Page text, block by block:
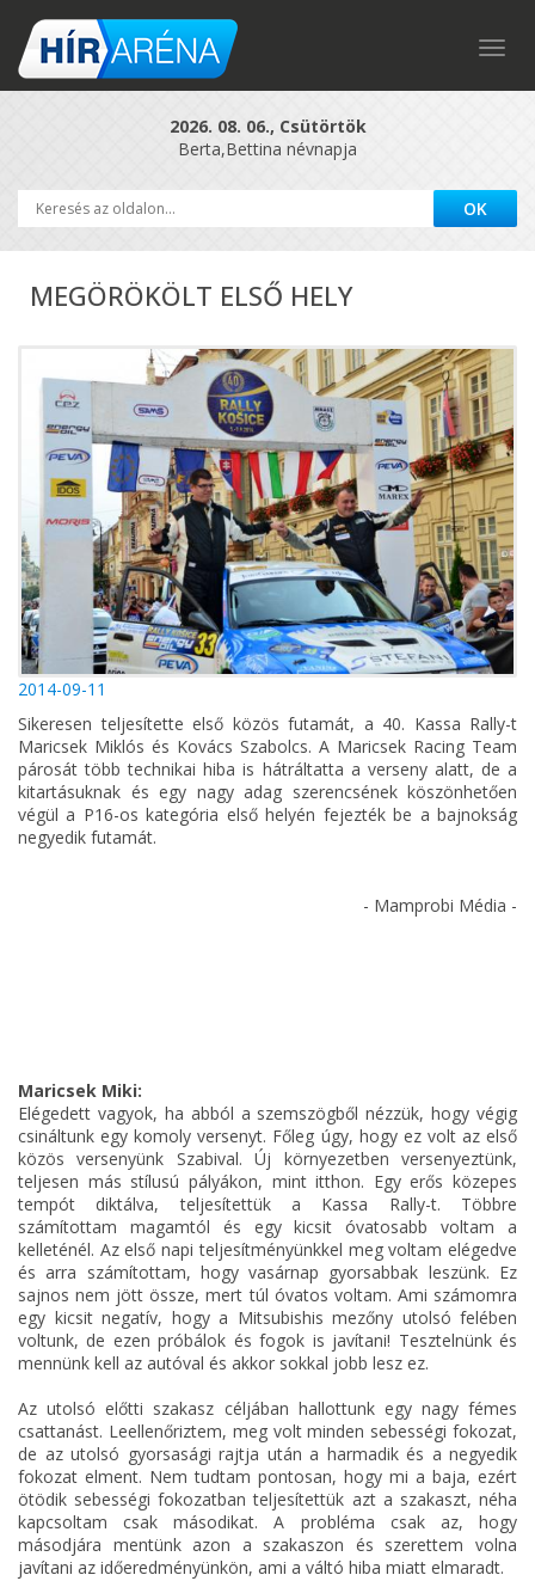
2026. 08. 06., Csütörtök
Berta,Bettina névnapja
MEGÖRÖKÖLT ELSŐ HELY
2014-09-11
Sikeresen teljesítette első közös futamát, a 40. Kassa Rally-t
Maricsek Miklós és Kovács Szabolcs. A Maricsek Racing Team
párosát több technikai hiba is hátráltatta a verseny alatt, de a
kitartásuknak és egy nagy adag szerencsének köszönhetően
végül a P16-os kategória első helyén fejezték be a bajnokság
negyedik futamát.
- Mamprobi Média -
Maricsek Miki:
Elégedett vagyok, ha abból a szemszögből nézzük, hogy végig
csináltunk egy komoly versenyt. Főleg úgy, hogy ez volt az első
közös versenyünk Szabival. Új környezetben versenyeztünk,
teljesen más stílusú pályákon, mint itthon. Egy erős közepes
tempót diktálva, teljesítettük a Kassa Rally-t. Többre
számítottam magamtól és egy kicsit óvatosabb voltam a
kelleténél. Az első napi teljesítményünkkel meg voltam elégedve
és arra számítottam, hogy vasárnap gyorsabbak leszünk. Ez
sajnos nem jött össze, mert túl óvatos voltam. Ami számomra
egy kicsit negatív, hogy a Mitsubishis mezőny utolsó felében
voltunk, de ezen próbálok és fogok is javítani! Tesztelnünk és
mennünk kell az autóval és akkor sokkal jobb lesz ez.
Az utolsó előtti szakasz céljában hallottunk egy nagy fémes
csattanást. Leellenőriztem, meg volt minden sebességi fokozat,
de az utolsó gyorsasági rajtja után a harmadik és a negyedik
fokozat elment. Nem tudtam pontosan, hogy mi a baja, ezért
ötödik sebességi fokozatban teljesítettük azt a szakaszt, néha
kapcsoltam csak másodikat. A probléma csak az, hogy
másodjára mentünk azon a szakaszon és szerettem volna
javítani az időeredményünkön, ami a váltó hiba miatt elmaradt.